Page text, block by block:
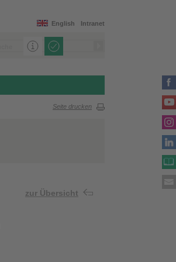
Intranet
English
Seite drucken
zur Übersicht